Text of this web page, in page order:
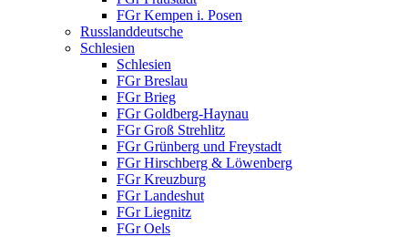
FGr Kempen i. Posen
Russlanddeutsche
Schlesien
Schlesien
FGr Breslau
FGr Brieg
FGr Goldberg-Haynau
FGr Groß Strehlitz
FGr Grünberg und Freystadt
FGr Hirschberg & Löwenberg
FGr Kreuzburg
FGr Landeshut
FGr Liegnitz
FGr Oels